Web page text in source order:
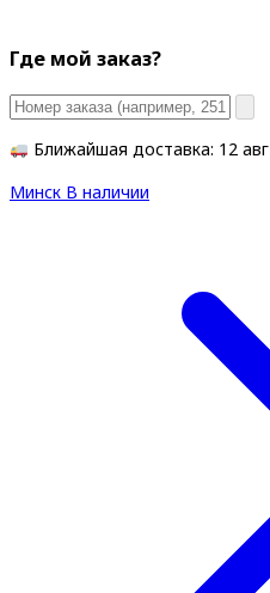
Где мой заказ?
Ближайшая доставка: 12 авг
Минск В наличии